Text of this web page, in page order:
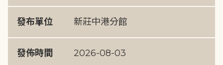
發布單位 新莊中港分館
發佈時間 2026-08-03